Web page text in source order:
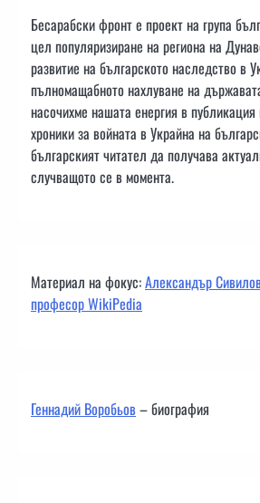
Бесарабски фронт е проект на група
цел популяризиране на региона на
развитие на българското наследство в
пълномащабното нахлуване на
насочихме нашата енергия в
хроники за войната в Украйна на
българският читател да получава
случващото се в момента.
Материал на фокус:Александър
професор WikiPedia
Геннадий Воробьов– биография